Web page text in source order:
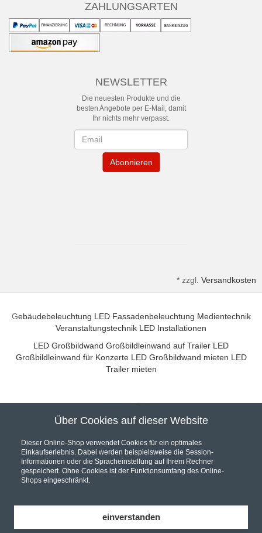
ZAHLUNGSARTEN
NEWSLETTER
Die neuesten Produkte und die
besten Angebote per E-Mail, damit
Ihr nichts mehr verpasst.
Abonnieren
* zzgl. Versandkosten
Gebäudebeleuchtung LED Fassadenbeleuchtung Medientechnik
Veranstaltungstechnik LED Installationen
LED Großbildwand Großbildleinwand auf Trailer LED
Großbildleinwand für Konzerte LED Großbildwand mieten LED
Trailer mieten
Bei uns finden Sie eine riesen Auswahl anAV Receiver,Car Hifi,
Lautsprecher, in unserem Shop finden Sie
zudem zu jedem Produkt das entsprechendeAudio Video Kabel
Über Cookies auf dieser Website
Dieser Online-Shop verwendet Cookies für ein optimales
Einkaufserlebnis. Dabei werden beispielsweise die Session-
Informationen oder die Spracheinstellung auf Ihrem Rechner
gespeichert. Ohne Cookies ist der Funktionsumfang des Online-
Shops eingeschränkt.
einverstanden